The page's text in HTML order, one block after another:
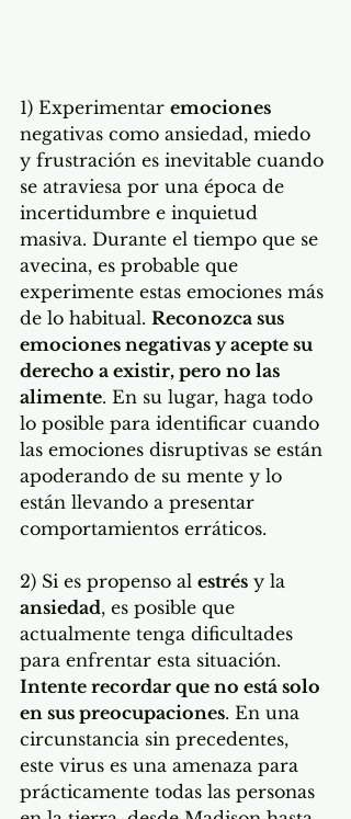
1) Experimentar emociones
negativas como ansiedad, miedo
y frustración es inevitable cuando
se atraviesa por una época de
incertidumbre e inquietud
masiva. Durante el tiempo que se
avecina, es probable que
experimente estas emociones más
de lo habitual. Reconozca sus
emociones negativas y acepte su
derecho a existir, pero no las
alimente. En su lugar, haga todo
lo posible para identificar cuando
las emociones disruptivas se están
apoderando de su mente y lo
están llevando a presentar
comportamientos erráticos.
2) Si es propenso al estrés y la
ansiedad, es posible que
actualmente tenga dificultades
para enfrentar esta situación.
Intente recordar que no está solo
en sus preocupaciones. En una
circunstancia sin precedentes,
este virus es una amenaza para
prácticamente todas las personas